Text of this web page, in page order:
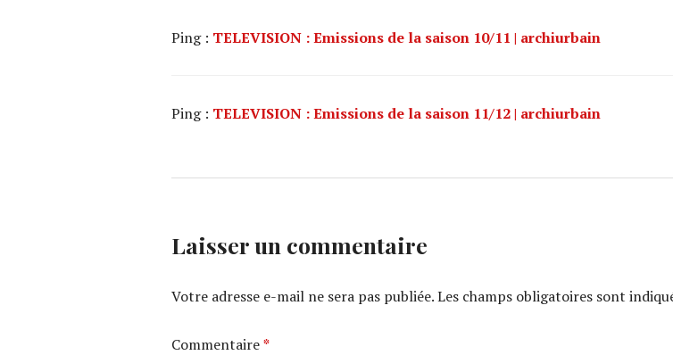
Ping : TELEVISION : Emissions de la saison 10/11 | archiurbain
Ping : TELEVISION : Emissions de la saison 11/12 | archiurbain
Laisser un commentaire
Votre adresse e-mail ne sera pas publiée.Les champs obligatoires sont
Commentaire*